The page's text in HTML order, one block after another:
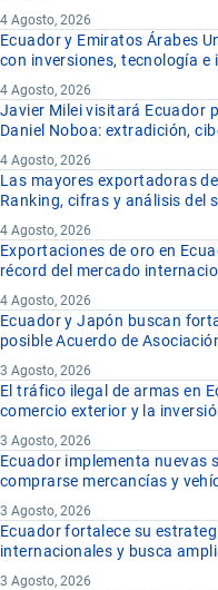
4 Agosto, 2026
Ecuador y Emiratos Árabes
con inversiones, tecnología e
4 Agosto, 2026
Javier Milei visitará Ecuador
Daniel Noboa: extradición,
4 Agosto, 2026
Las mayores exportadoras
Ranking, cifras y análisis del
4 Agosto, 2026
Exportaciones de oro en
récord del mercado
4 Agosto, 2026
Ecuador y Japón buscan
posible Acuerdo de
3 Agosto, 2026
El tráfico ilegal de armas en
comercio exterior y la
3 Agosto, 2026
Ecuador implementa nuevas
comprarse mercancías y
3 Agosto, 2026
Ecuador fortalece su
internacionales y busca
3 Agosto, 2026